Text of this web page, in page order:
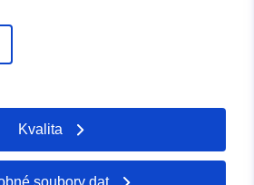
11 April 2026
Aktualizace údajů.europa.eu:
03 August 2026
Kvalita